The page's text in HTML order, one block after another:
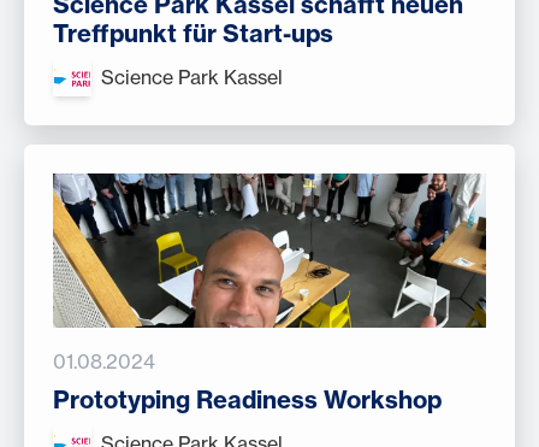
Treffpunkt für Start-ups
Science Park Kassel
01.08.2024
Prototyping Readiness Workshop